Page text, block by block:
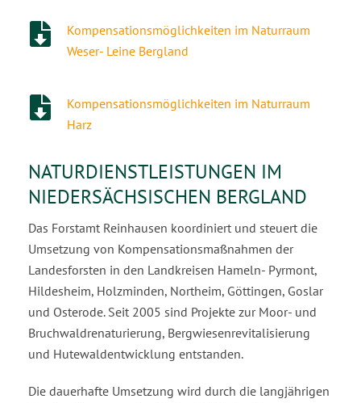
Kompensationsmöglichkeiten im Naturraum
Weser- Leine Bergland
Kompensationsmöglichkeiten im Naturraum
Harz
NATURDIENSTLEISTUNGEN IM
NIEDERSÄCHSISCHEN BERGLAND
Das Forstamt Reinhausen koordiniert und steuert die
Umsetzung von Kompensationsmaßnahmen der
Landesforsten in den Landkreisen Hameln- Pyrmont,
Hildesheim, Holzminden, Northeim, Göttingen, Goslar
und Osterode. Seit 2005 sind Projekte zur Moor- und
Bruchwaldrenaturierung, Bergwiesenrevitalisierung
und Hutewaldentwicklung entstanden.
Die dauerhafte Umsetzung wird durch die langjährigen